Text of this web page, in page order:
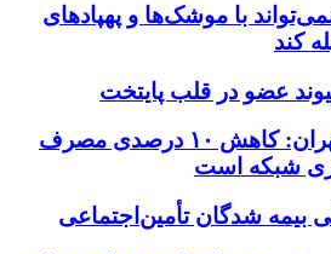
با موشک‌ها و پهپادهای
کند
عضو در قلب پایتخت
مدیرعامل برق تهران: کاهش ۱۰ درصدی مصرف
شبکه است